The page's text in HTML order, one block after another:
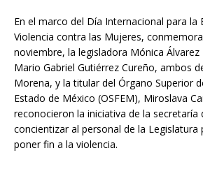
En el marco del Día Internacional para la
Violencia contra las Mujeres,
noviembre, la legisladora Mónica
Mario Gabriel Gutiérrez Cureño, ambos
Morena, y la titular del Órgano Superior
Estado de México (OSFEM), Miroslava
reconocieron la iniciativa de la secretaría
concientizar al personal de la Legislatura
poner fin a la violencia.